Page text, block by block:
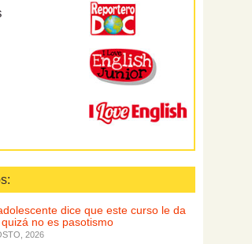
dice que este curso le da
no es pasotismo
2026